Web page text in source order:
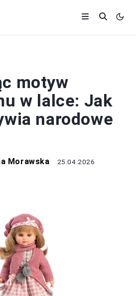
motyw
w lalce: Jak
narodowe
Morawska 25.04.2026